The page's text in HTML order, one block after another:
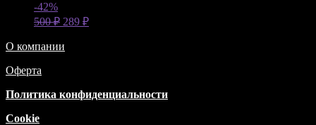
-42%
500₽ 289 ₽
О компании
Оферта
Политика конфиденциальности
Cookie